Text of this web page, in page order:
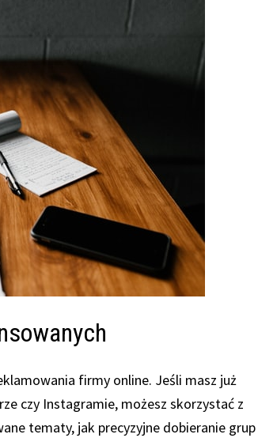
firmy online. Jeśli masz już
czy Instagramie, możesz skorzystać z
tematy, jak precyzyjne dobieranie grup